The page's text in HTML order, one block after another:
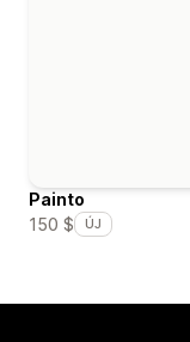
Painto
150 $
ÚJ